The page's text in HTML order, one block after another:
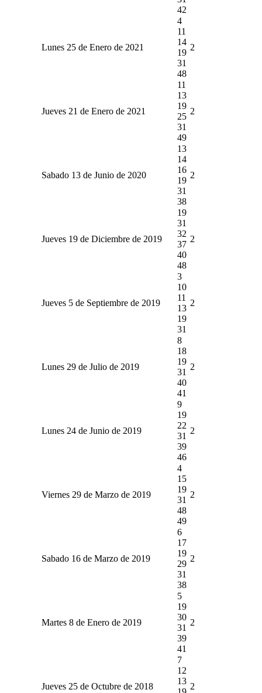
42
Lunes 25 de Enero de 2021
4
11
14
19
31
48
2
Jueves 21 de Enero de 2021
11
13
19
25
31
49
2
Sabado 13 de Junio de 2020
13
14
16
19
31
38
2
Jueves 19 de Diciembre de 2019
19
31
32
37
40
48
2
Jueves 5 de Septiembre de 2019
3
10
11
13
19
31
2
Lunes 29 de Julio de 2019
8
18
19
31
40
41
2
Lunes 24 de Junio de 2019
9
19
22
31
39
46
2
Viernes 29 de Marzo de 2019
4
15
19
31
48
49
2
Sabado 16 de Marzo de 2019
6
17
19
29
31
38
2
Martes 8 de Enero de 2019
5
19
30
31
39
41
2
Jueves 25 de Octubre de 2018
7
12
13
2